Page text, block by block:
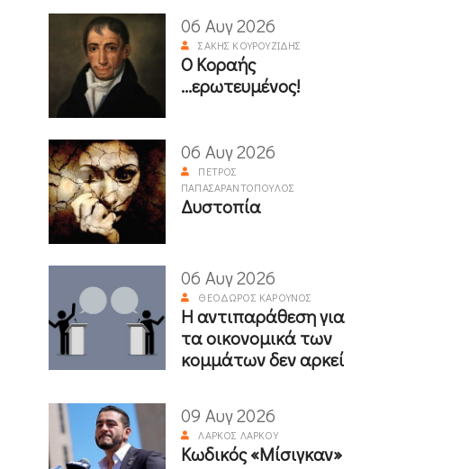
06 Αυγ 2026
ΣΆΚΗΣ ΚΟΥΡΟΥΖΊΔΗΣ
Ο Κοραής
...ερωτευμένος!
06 Αυγ 2026
ΠΈΤΡΟΣ
ΠΑΠΑΣΑΡΑΝΤΌΠΟΥΛΟΣ
Δυστοπία
06 Αυγ 2026
ΘΕΌΔΩΡΟΣ ΚΑΡΟΎΝΟΣ
Η αντιπαράθεση για
τα οικονομικά των
κομμάτων δεν αρκεί
09 Αυγ 2026
ΛΆΡΚΟΣ ΛΆΡΚΟΥ
Κωδικός «Μίσιγκαν»